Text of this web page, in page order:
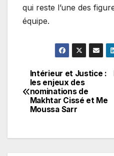
qui reste l’une des
équipe.
Navigation
de
Intérieur et Justice :
les enjeux des
nominations de
Makhtar Cissé et Me
Moussa Sarr